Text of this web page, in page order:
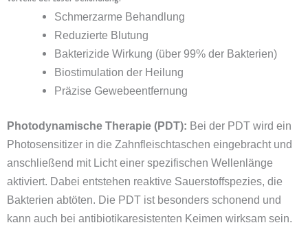
Schmerzarme Behandlung
Reduzierte Blutung
Bakterizide Wirkung (über 99% der Bakterien)
Biostimulation der Heilung
Präzise Gewebeentfernung
Photodynamische Therapie (PDT): Bei der PDT wird ein
Photosensitizer in die Zahnfleischtaschen eingebracht und
anschließend mit Licht einer spezifischen Wellenlänge
aktiviert. Dabei entstehen reaktive Sauerstoffspezies, die
Bakterien abtöten. Die PDT ist besonders schonend und
kann auch bei antibiotikaresistenten Keimen wirksam sein.